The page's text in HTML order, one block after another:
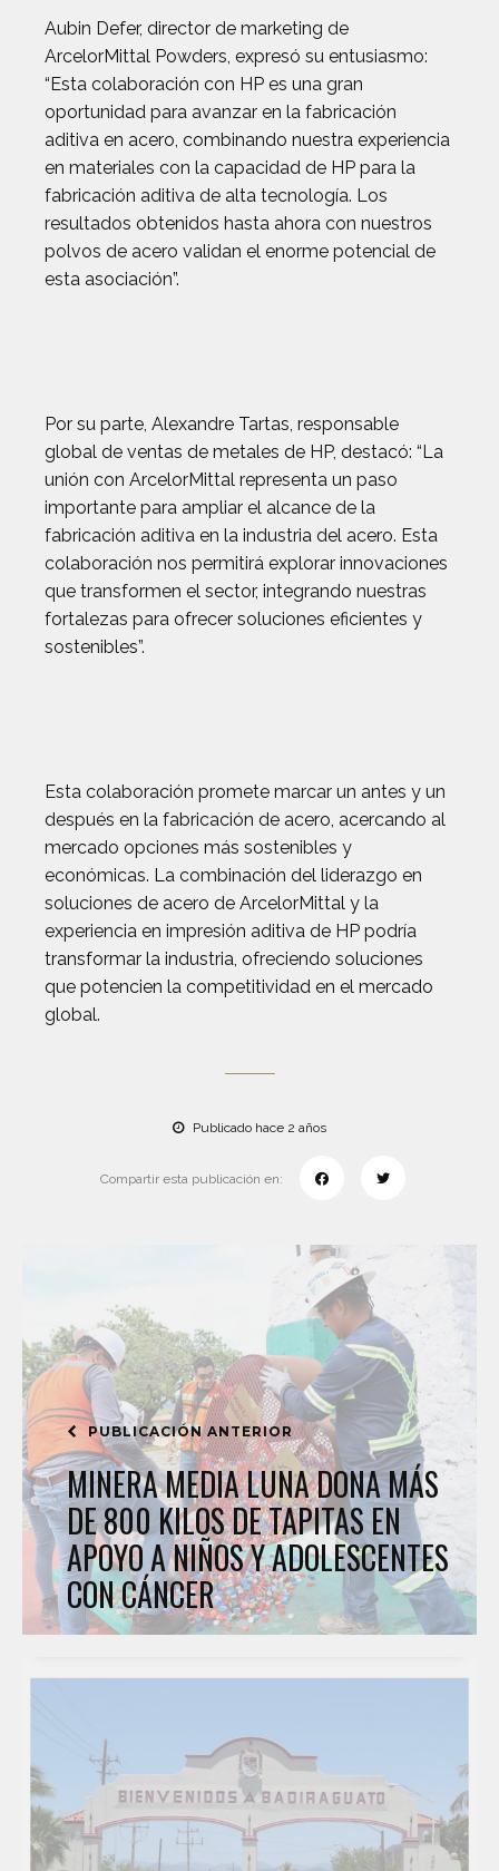
Aubin Defer, director de marketing de
ArcelorMittal Powders, expresó su entusiasmo:
“Esta colaboración con HP es una gran
oportunidad para avanzar en la fabricación
aditiva en acero, combinando nuestra experiencia
en materiales con la capacidad de HP para la
fabricación aditiva de alta tecnología. Los
resultados obtenidos hasta ahora con nuestros
polvos de acero validan el enorme potencial de
esta asociación”.
Por su parte, Alexandre Tartas, responsable
global de ventas de metales de HP, destacó: “La
unión con ArcelorMittal representa un paso
importante para ampliar el alcance de la
fabricación aditiva en la industria del acero. Esta
colaboración nos permitirá explorar innovaciones
que transformen el sector, integrando nuestras
fortalezas para ofrecer soluciones eficientes y
sostenibles”.
Esta colaboración promete marcar un antes y un
después en la fabricación de acero, acercando al
mercado opciones más sostenibles y
económicas. La combinación del liderazgo en
soluciones de acero de ArcelorMittal y la
experiencia en impresión aditiva de HP podría
transformar la industria, ofreciendo soluciones
que potencien la competitividad en el mercado
global.
Publicado hace 2 años
Compartir esta publicación en:
PUBLICACIÓN ANTERIOR
MINERA MEDIA LUNA DONA MÁS
DE 800 KILOS DE TAPITAS EN
APOYO A NIÑOS Y ADOLESCENTES
CON CÁNCER